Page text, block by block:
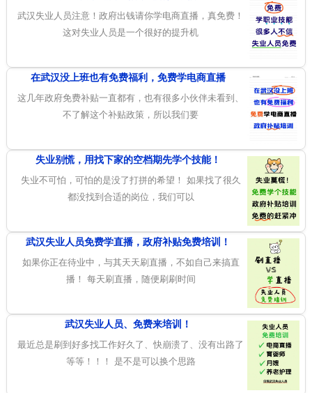
武汉失业人员注意！政府出钱请你学电商直播，真免费！
这对失业人员是一个很好的提升机
在武汉没上班也有免费福利，免费学电商直播
这几年政府免费补贴一直都有，也有很多小伙伴未看到、
不了解这个补贴政策，所以我们要
失业别慌，用找下家的空档期先学个技能！
失业不可怕，可怕的是没了打拼的希望！ 如果找了很久
都没找到合适的岗位，我们可以
武汉失业人员免费学直播，政府补贴免费培训！
如果你正在待业中，与其天天刷直播，不如自己来搞直
播！ 每天刷直播，随便刷刷时间
武汉失业人员、免费来培训！
最近总是刷到好多找工作好久了、快崩溃了、没有出路了
等等！！！ 是不是可以换个思路